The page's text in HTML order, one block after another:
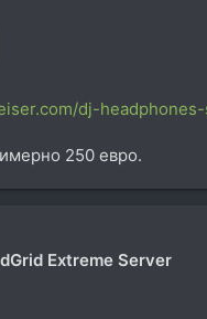
dj-
250 евро.
Extreme Server